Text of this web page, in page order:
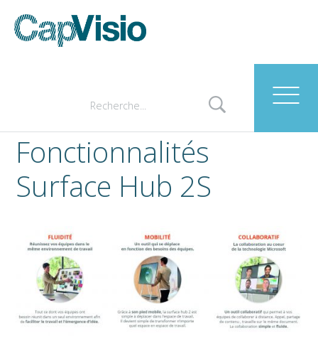
Fonctionnalités
Surface Hub 2S